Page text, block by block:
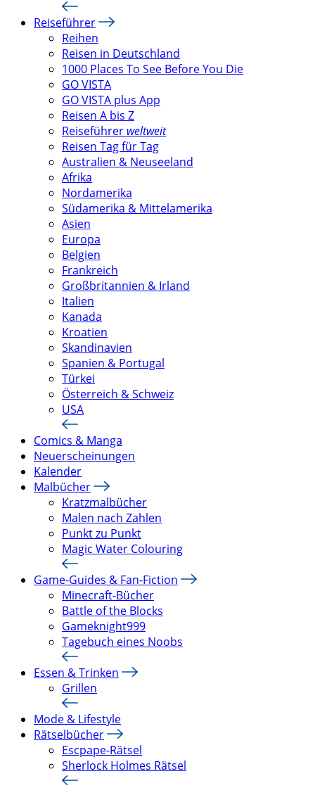
Reiseführer
Reihen
Reisen in Deutschland
1000 Places To See Before You Die
GO VISTA
GO VISTA plus App
Reisen A bis Z
Reiseführer weltweit
Reisen Tag für Tag
Australien & Neuseeland
Afrika
Nordamerika
Südamerika & Mittelamerika
Asien
Europa
Belgien
Frankreich
Großbritannien & Irland
Italien
Kanada
Kroatien
Skandinavien
Spanien & Portugal
Türkei
Österreich & Schweiz
USA
Comics & Manga
Neuerscheinungen
Kalender
Malbücher
Kratzmalbücher
Malen nach Zahlen
Punkt zu Punkt
Magic Water Colouring
Game-Guides & Fan-Fiction
Minecraft-Bücher
Battle of the Blocks
Gameknight999
Tagebuch eines Noobs
Essen & Trinken
Grillen
Mode & Lifestyle
Rätselbücher
Escpape-Rätsel
Sherlock Holmes Rätsel